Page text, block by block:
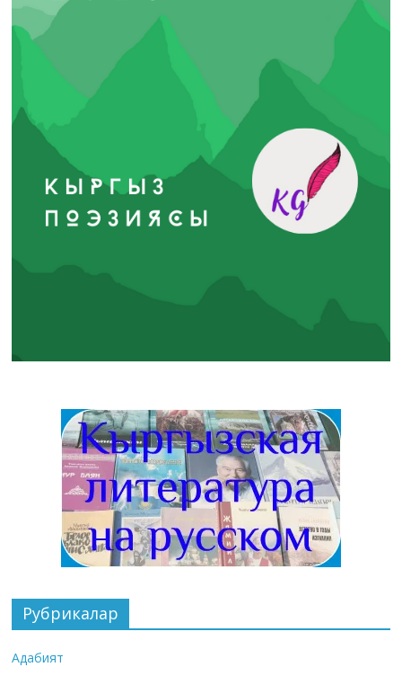
Рубрикалар
Адабият